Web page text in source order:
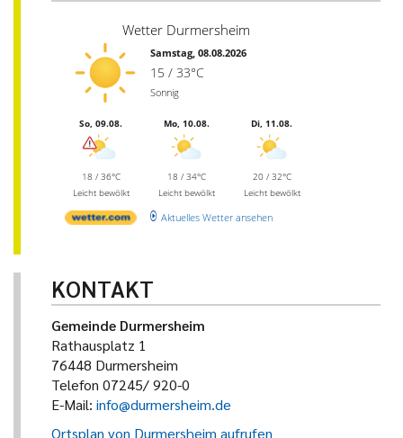
Wetter Durmersheim
Samstag, 08.08.2026
15 / 33°C
Sonnig
So, 09.08.
18 / 36°C
Leicht bewölkt
Mo, 10.08.
18 / 34°C
Leicht bewölkt
Di, 11.08.
20 / 32°C
Leicht bewölkt
Aktuelles Wetter ansehen
KONTAKT
Gemeinde Durmersheim
Rathausplatz 1
76448 Durmersheim
Telefon 07245/ 920-0
E-Mail: info@durmersheim.de
Ortsplan von Durmersheim aufrufen